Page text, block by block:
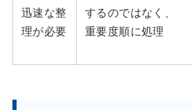
迅速な整
理が必要
するのではなく、
重要度順に処理